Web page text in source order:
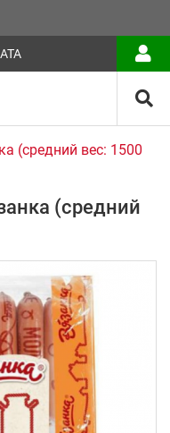
(средний вес: 1500
(средний